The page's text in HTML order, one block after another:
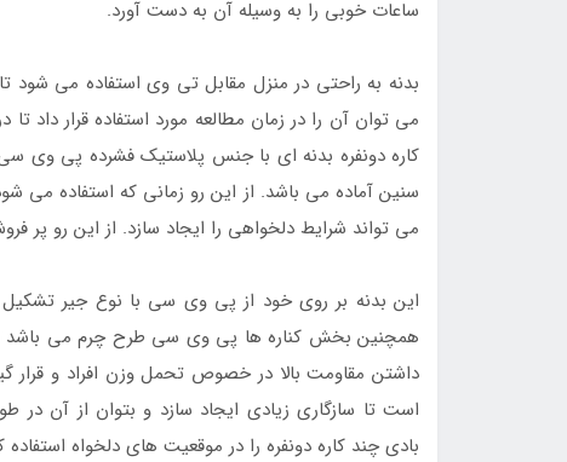
ساعات خوبی را به وسیله آن به دست آورد.
بدنه به راحتی در منزل مقابل تی وی استفاده می شود
می توان آن را در زمان مطالعه مورد استفاده قرار
کاره دونفره بدنه ای با جنس پلاستیک فشرده پی وی
سنین آماده می باشد. از این رو زمانی که استفاده می
می تواند شرایط دلخواهی را ایجاد سازد. از این رو پر
این بدنه بر روی خود از پی وی سی با نوع جیر
همچنین بخش کناره ها پی وی سی طرح چرم می باشد
داشتن مقاومت بالا در خصوص تحمل وزن افراد و
است تا سازگاری زیادی ایجاد سازد و بتوان از آن در
بادی چند کاره دونفره را در موقعیت های دلخواه استفاده